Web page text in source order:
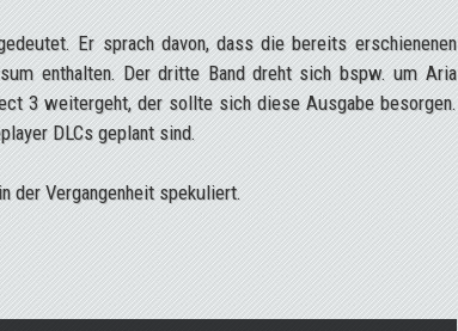
Er sprach davon, dass die bereits erschienenen
enthalten. Der dritte Band dreht sich bspw. um Aria
3 weitergeht, der sollte sich diese Ausgabe besorgen.
DLCs geplant sind.
der Vergangenheit spekuliert.